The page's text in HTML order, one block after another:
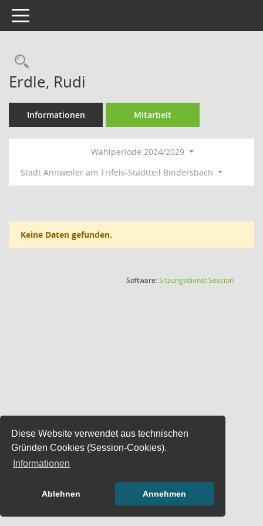
Diese Website verwendet aus technischen
Gründen Cookies (Session-Cookies).
Informationen
Ablehnen Annehmen
Toggle navigation
Rechercheauswahl
Erdle, Rudi
Informationen Mitarbeit
Wahlperiode 2024/2029
Stadt Annweiler am Trifels-Stadtteil Bindersbach
Keine Daten gefunden.
Software:SitzungsdienstSession(Wird in